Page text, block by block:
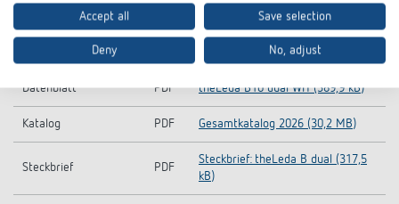
Konformitätserklärung
PDF
theLeda B10 dual WH-CE
declaration of conformity (640,9
Datenblatt PDF theLeda B10 dual WH (389,9 kB)
Katalog PDF Gesamtkatalog 2026 (30,2 MB)
Steckbrief PDF
Steckbrief: theLeda B dual (317,5
kB)
Accept all Save selection
Deny No, adjust